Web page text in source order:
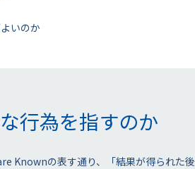
いのか
行為を指すのか
の表す通り、「結果が得られた